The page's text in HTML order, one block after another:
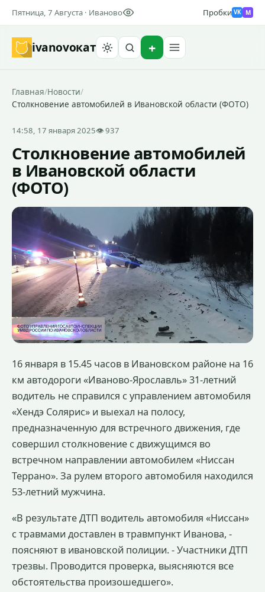
Пятница, 7 Августа · Иваново Пробки VK M
ivanovoкат
Главная/Новости/
Столкновение автомобилей в Ивановской области (ФОТО)
14:58, 17 января 2025👁 937
Столкновение автомобилей
в Ивановской области
(ФОТО)
16 января в 15.45 часов в Ивановском районе на 16
км автодороги «Иваново-Ярославль» 31-летний
водитель не справился с управлением автомобиля
«Хендэ Солярис» и выехал на полосу,
предназначенную для встречного движения, где
совершил столкновение с движущимся во
встречном направлении автомобилем «Ниссан
Террано». За рулем второго автомобиля находился
53-летний мужчина.
«В результате ДТП водитель автомобиля «Ниссан»
с травмами доставлен в травмпункт Иванова, -
поясняют в ивановской полиции. - Участники ДТП
трезвы. Проводится проверка, выясняются все
обстоятельства произошедшего».